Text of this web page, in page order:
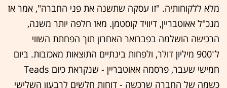
מלא ללקוחותיה. "זו עסקה שתשנה את פני החברה", אמר אז
מנכ"ל אאוטבריין, דיוויד קוסטמן. מאז חלפה יותר משנה,
הרכישה הושלמה בפברואר האחרון תוך הפחתת השווי
ל־900 מיליון דולר, ולפחות בינתיים התוצאות מאכזבות. ביום
חמישי שעבר, פרסמה אאוטבריין - שנקראת כיום Teads
כשמה של החברה שרכשה - דוחות חלשים לרבעון השלישי